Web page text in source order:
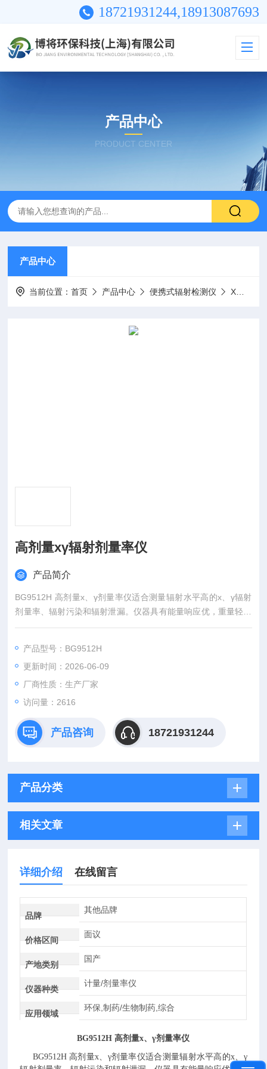
18721931244,18913087693
产品中心
PRODUCT CENTER
产品中心
当前位置：首页 产品中心 便携式辐射检测仪 X、γ剂量当量率仪
高剂量xγ辐射剂量率仪
产品简介
BG9512H 高剂量x、γ剂量率仪适合测量辐射水平高的x、γ辐射
剂量率、辐射污染和辐射泄漏。仪器具有能量响应优，重量轻，
功耗低，量程范围宽，使用简单等特点。仪器在天然本底略高的
准确性，性能指标居水平。它具有测量剂量率、剂量、峰值剂量
率值等功能；特别适用于X射线医疗机，放射性同位素应用和原
子能工业等部门。高剂量xγ辐射剂量率仪
产品型号：BG9512H
更新时间：2026-06-09
厂商性质：生产厂家
访问量：2616
产品咨询 18721931244
产品分类
相关文章
详细介绍 在线留言
品牌
其他品牌
价格区间
面议
产地类别
国产
仪器种类
计量/剂量率仪
应用领域
环保,制药/生物制药,综合
BG9512H 高剂量x、γ剂量率仪
BG9512H 高剂量x、γ剂量率仪适合测量辐射水平高的x、γ